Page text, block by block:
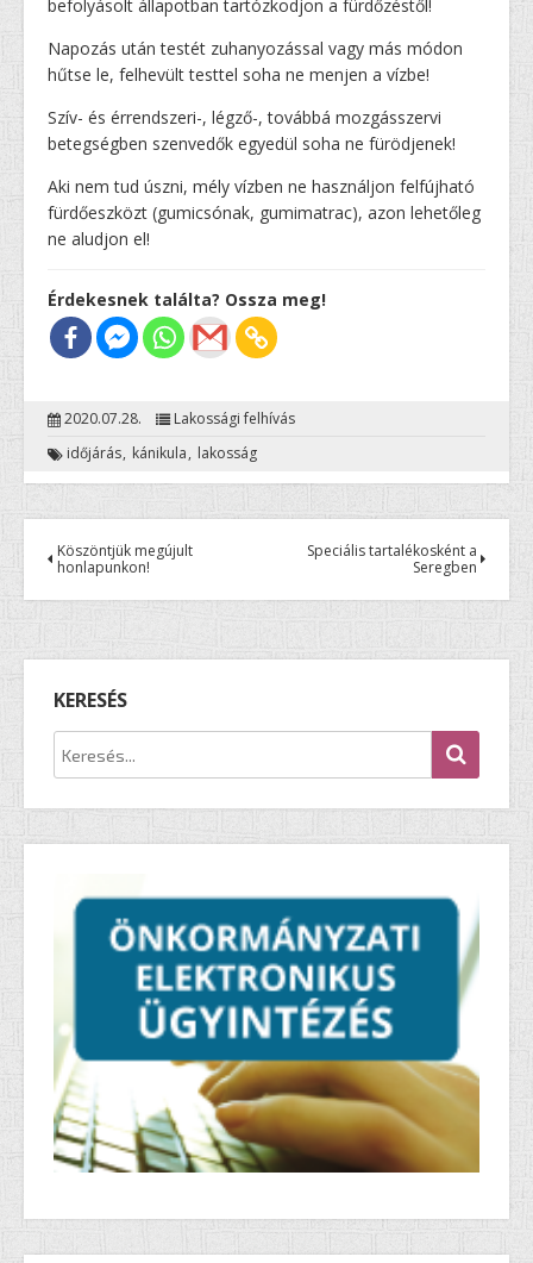
befolyásolt állapotban tartózkodjon a fürdőzéstől!
Napozás után testét zuhanyozással vagy más módon
hűtse le, felhevült testtel soha ne menjen a vízbe!
Szív- és érrendszeri-, légző-, továbbá mozgásszervi
betegségben szenvedők egyedül soha ne fürödjenek!
Aki nem tud úszni, mély vízben ne használjon felfújható
fürdőeszközt (gumicsónak, gumimatrac), azon lehetőleg
ne aludjon el!
Érdekesnek találta? Ossza meg!
2020.07.28.
Lakossági felhívás
időjárás kánikula lakosság
Köszöntjük megújult
honlapunkon!
Speciális tartalékosként a
Seregben
KERESÉS